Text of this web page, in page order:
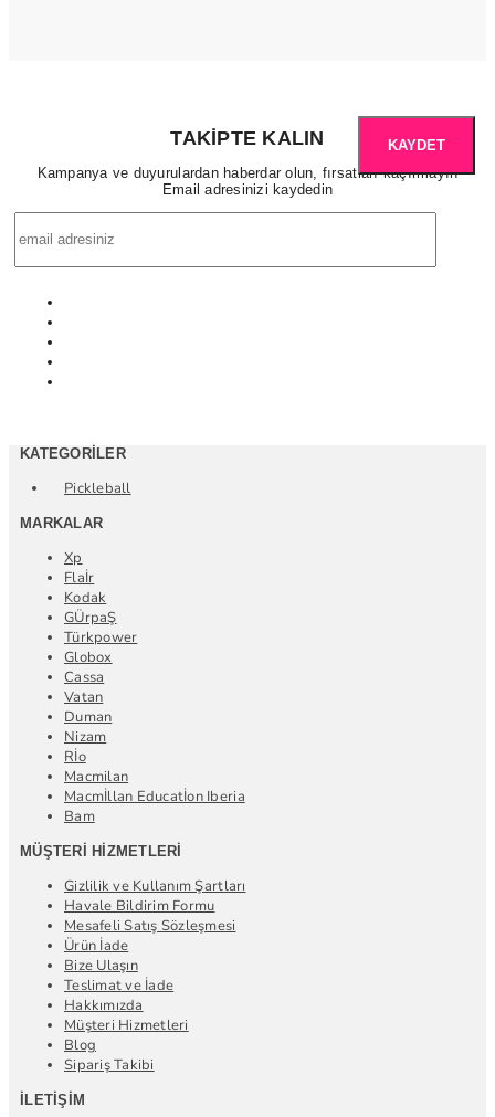
TAKIPTE KALIN
Kampanya ve duyurulardan haberdar olun, fırsatları kaçırmayın
Email adresinizi kaydedin
KAYDET
KATEGORILER
Pickleball
MARKALAR
Xp
Flaİr
Kodak
GÜrpaŞ
Türkpower
Globox
Cassa
Vatan
Duman
Nizam
Rİo
Macmilan
Macmİllan Educatİon Iberia
Bam
MÜŞTERI HIZMETLERI
Gizlilik ve Kullanım Şartları
Havale Bildirim Formu
Mesafeli Satış Sözleşmesi
Ürün İade
Bize Ulaşın
Teslimat ve İade
Hakkımızda
Müşteri Hizmetleri
Blog
Sipariş Takibi
İLETIŞIM